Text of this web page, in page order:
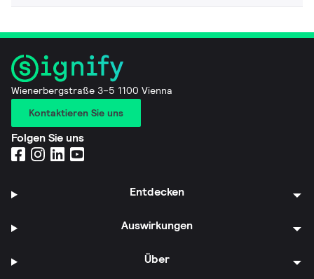
Wienerbergstraße 3–5 1100 Vienna
Kontaktieren Sie uns
Folgen Sie uns
Entdecken
Auswirkungen
Über